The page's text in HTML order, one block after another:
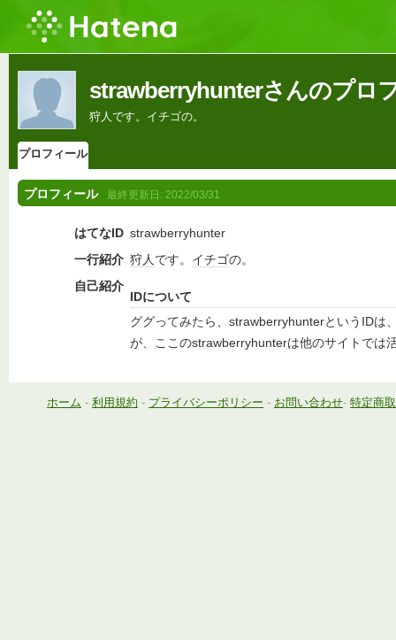
strawberryhunterさんのプロ
狩人です。イチゴの。
プロフィール
プロフィール 最終更新日: 2022/03/31
はてなID strawberryhunter
一行紹介 狩人です。 イチゴの。
自己紹介
IDについて
ググってみたら、strawberryhunterというIDは
が、ここのstrawberryhunterは他のサイトでは
ホーム - 利用規約 - プライバシーポリシー - お問い合わせ- 特定商